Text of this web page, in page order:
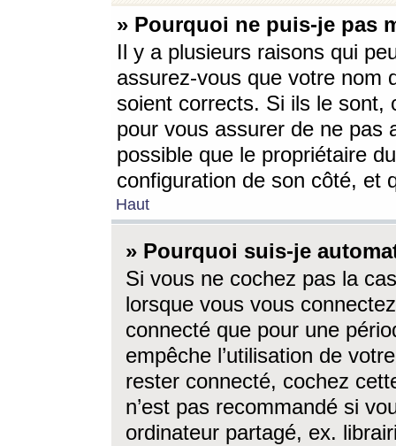
» Pourquoi ne puis-je pas
Il y a plusieurs raisons qui
assurez-vous que votre nom
soient corrects. Si ils le sont,
pour vous assurer de ne pas
possible que le propriétaire
configuration de son côté, et
Haut
» Pourquoi suis-je
Si vous ne cochez pas la
lorsque vous vous
connecté que pour une
empêche l’utilisation de
rester connecté, cochez
n’est pas recommandé si
ordinateur partagé, ex.